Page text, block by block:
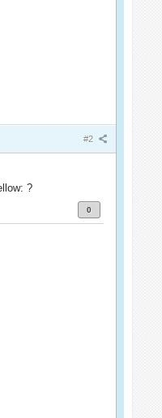
#2
?
0